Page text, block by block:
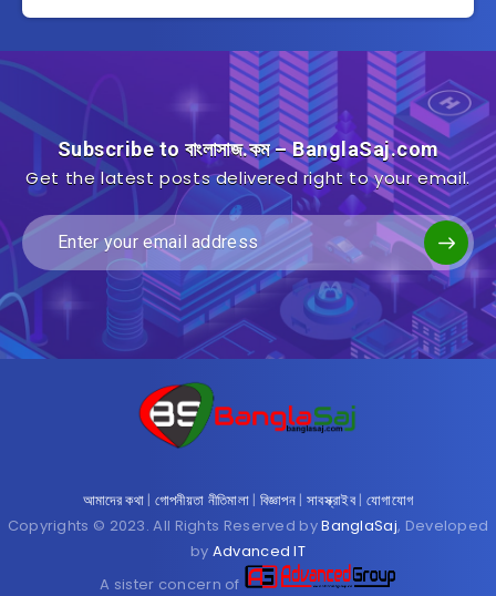
Subscribe to বাংলাসাজ.কম – BanglaSaj.com
Get the latest posts delivered right to your email.
আমাদের কথা| গোপনীয়তা নীতিমালা| বিজ্ঞাপন | সাবস্ক্রাইব | যোগাযোগ
Copyrights © 2023. All Rights Reserved byBanglaSaj, Developed
by Advanced IT
A sister concern of